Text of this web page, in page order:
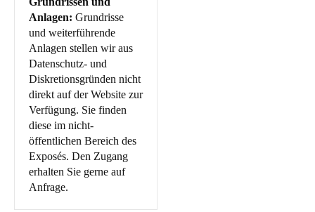
Anlagen: Grundrisse
und weiterführende
Anlagen stellen wir aus
Datenschutz- und
Diskretionsgründen nicht
direkt auf der Website zur
Verfügung. Sie finden
diese im nicht-
öffentlichen Bereich des
Exposés. Den Zugang
erhalten Sie gerne auf
Anfrage.